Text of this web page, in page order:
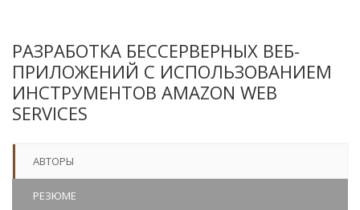
РАЗРАБОТКА БЕССЕРВЕРНЫХ ВЕБ-
ПРИЛОЖЕНИЙ С ИСПОЛЬЗОВАНИЕМ
ИНСТРУМЕНТОВ AMAZON WEB
SERVICES
АВТОРЫ
РЕЗЮМЕ